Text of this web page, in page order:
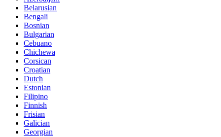
Belarusian
Bengali
Bosnian
Bulgarian
Cebuano
Chichewa
Corsican
Croatian
Dutch
Estonian
Filipino
Finnish
Frisian
Galician
Georgian